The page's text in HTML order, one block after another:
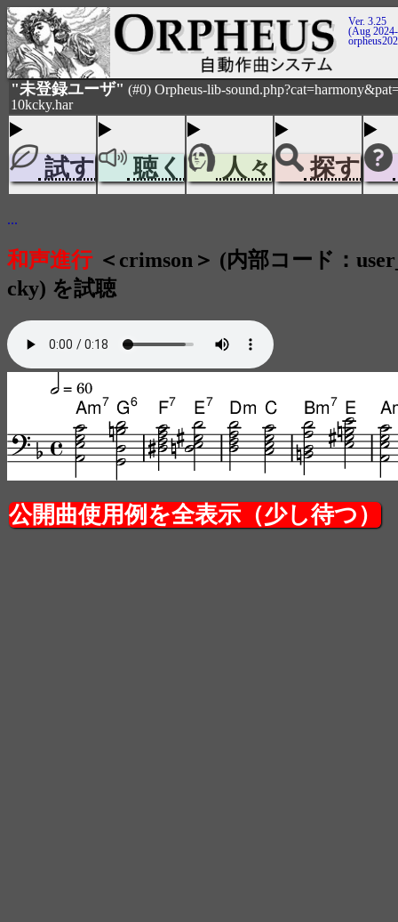
Ver. 3.25
(Aug
"未登録ユーザ" (#0) Orpheus-lib-
10kcky.har
試す 聴く 人々 探す
...
和声進行＜crimson＞ (内部コード：
cky) を試聴
公開曲使用例を全表示（少し待つ）